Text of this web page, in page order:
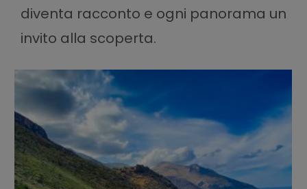
diventa racconto e ogni panorama un
invito alla scoperta.